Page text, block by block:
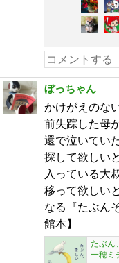
ぼっちゃん
かけがえのな
前失踪した母
還で泣いてい
探して欲しい
入っている大
移って欲しい
なる『たぶん
館本】
たぶん
一穂ミ